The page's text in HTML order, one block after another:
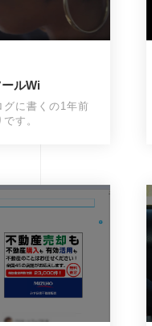
ルWi
グに書くの1年前
す。